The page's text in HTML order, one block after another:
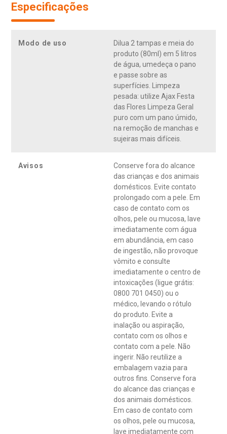
Especificações
Modo de uso
Dilua 2 tampas e meia do
produto (80ml) em 5 litros
de água, umedeça o pano
e passe sobre as
superfícies. Limpeza
pesada: utilize Ajax Festa
das Flores Limpeza Geral
puro com um pano úmido,
na remoção de manchas e
sujeiras mais difíceis.
Avisos
Conserve fora do alcance
das crianças e dos animais
domésticos. Evite contato
prolongado com a pele. Em
caso de contato com os
olhos, pele ou mucosa, lave
imediatamente com água
em abundância, em caso
de ingestão, não provoque
vômito e consulte
imediatamente o centro de
intoxicações (ligue grátis:
0800 701 0450) ou o
médico, levando o rótulo
do produto. Evite a
inalação ou aspiração,
contato com os olhos e
contato com a pele. Não
ingerir. Não reutilize a
embalagem vazia para
outros fins. Conserve fora
do alcance das crianças e
dos animais domésticos.
Em caso de contato com
os olhos, pele ou mucosa,
lave imediatamente com